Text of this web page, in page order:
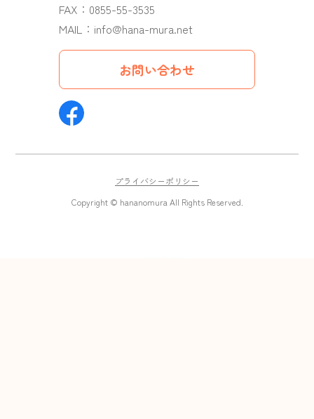
FAX：0855-55-3535
MAIL： info@hana-mura.net
お問い合わせ
プライバシーポリシー
Copyright © hananomura All Rights Reserved.